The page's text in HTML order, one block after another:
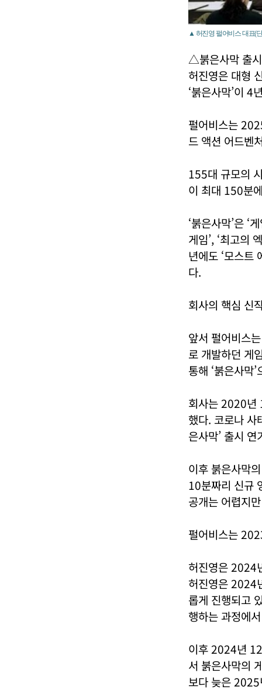
▲ 허진영 펄어비스 대표(
△붉은사막 출
허진영은 대형
‘붉은사막’이 4
펄어비스는
드 액션 어드벤
155대 규모의
이 최대 150분
‘붉은사막’은 ‘
게임’, ‘최고의
년에도 ‘모스트
다.
회사의 핵심 신
앞서 펄어비스
로 개발하던 게
통해 ‘붉은사막
회사는 2020년
했다. 코로나 사
은사막’ 출시
이후 붉은사막
10분짜리 신규
공개는 어렵지
펄어비스는
허진영은 2024
허진영은 2024
롭게 진행되고
행하는 과정에
이후 2024년
서 붉은사막의
보다 늦은